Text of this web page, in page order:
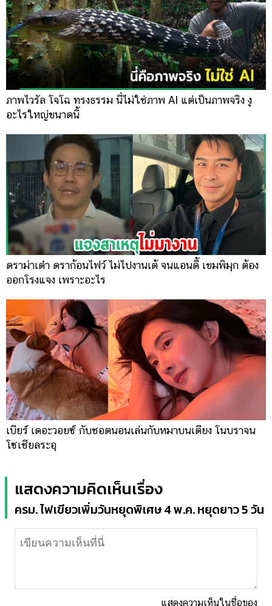
ภาพไวรัล โจโฉ ทรงธรรม นี่ไม่ใช่ภาพ AI แต่เป็นภาพจริง งู
อะไรใหญ่ขนาดนี้
ดราม่าเต๋า ดราก้อนไฟว์ ไม่ไปงานเต้ จนแอนดี้ เขมพิมุก ต้อง
ออกโรงแจง เพราะอะไร
เบียร์ เดอะวอยซ์ กับชอตนอนเล่นกับหมาบนเตียง โนบราจน
โซเชียลระอุ
แสดงความคิดเห็นเรื่อง
ครม. ไฟเขียวเพิ่มวันหยุดพิเศษ 4 พ.ค. หยุดยาว 5 วัน
แสดงความเห็นในชื่อของ